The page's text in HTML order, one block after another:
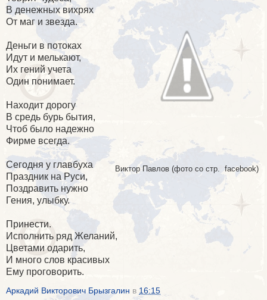
Виктор Павлов (фото со стр. facebook)
В денежных вихрях
От маг и звезда.
Деньги в потоках
Идут и мелькают,
Их гений учета
Один понимает.
Находит дорогу
В средь бурь бытия,
Чтоб было надежно
Фирме всегда.
Сегодня у главбуха
Праздник на Руси,
Поздравить нужно
Гения, улыбку.
Принести.
Исполнить ряд Желаний,
Цветами одарить,
И много слов красивых
Ему проговорить.
Аркадий Викторович Брызгалин в 16:15